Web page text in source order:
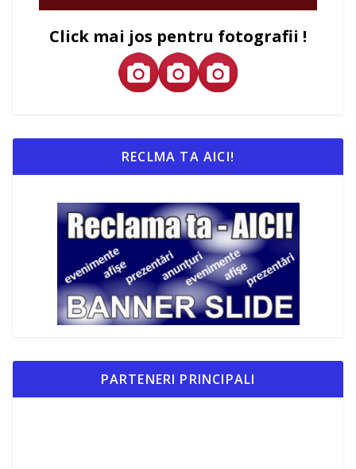
Click mai jos pentru fotografii !
RECLMA TA AICI!
PARTENERI PRINCIPALI